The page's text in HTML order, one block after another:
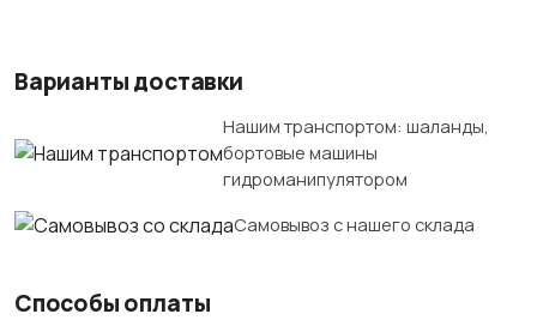
Варианты доставки
Нашим транспортом: шаланды,
бортовые машины
гидроманипулятором
Самовывоз с нашего склада
Способы оплаты